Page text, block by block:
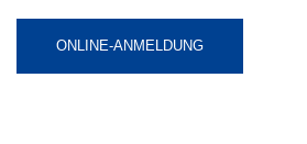
ONLINE-ANMELDUNG